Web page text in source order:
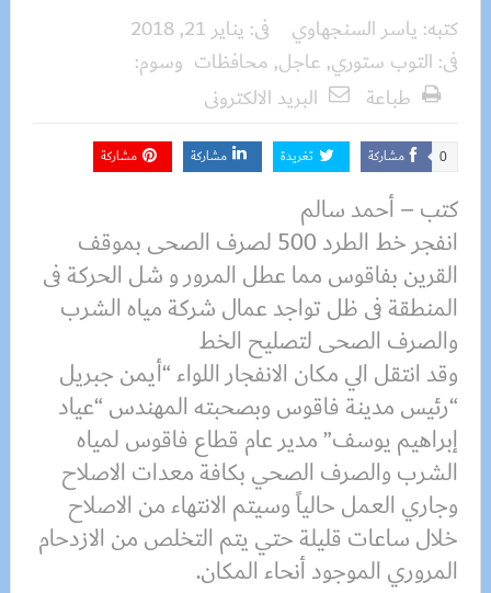
كتبه: ياسر السنجهاوي فى: يناير 21, 2018
فى: التوب ستوري, عاجل, محافظات وسوم:
طباعة
البريد الالكترونى
مشاركة 0 تغريدة مشاركة مشاركة
كتب – أحمد سالم
انفجر خط الطرد 500 لصرف الصحى بموقف
القرين بفاقوس مما عطل المرور و شل الحركة فى
المنطقة فى ظل تواجد عمال شركة مياه الشرب
والصرف الصحى لتصليح الخط
وقد انتقل الي مكان الانفجار اللواء “أيمن جبريل
“رئيس مدينة فاقوس وبصحبته المهندس “عياد
إبراهيم يوسف” مدير عام قطاع فاقوس لمياه
الشرب والصرف الصحي بكافة معدات الاصلاح
وجاري العمل حالياً وسيتم الانتهاء من الاصلاح
خلال ساعات قليلة حتي يتم التخلص من الازدحام
المروري الموجود أنحاء المكان.